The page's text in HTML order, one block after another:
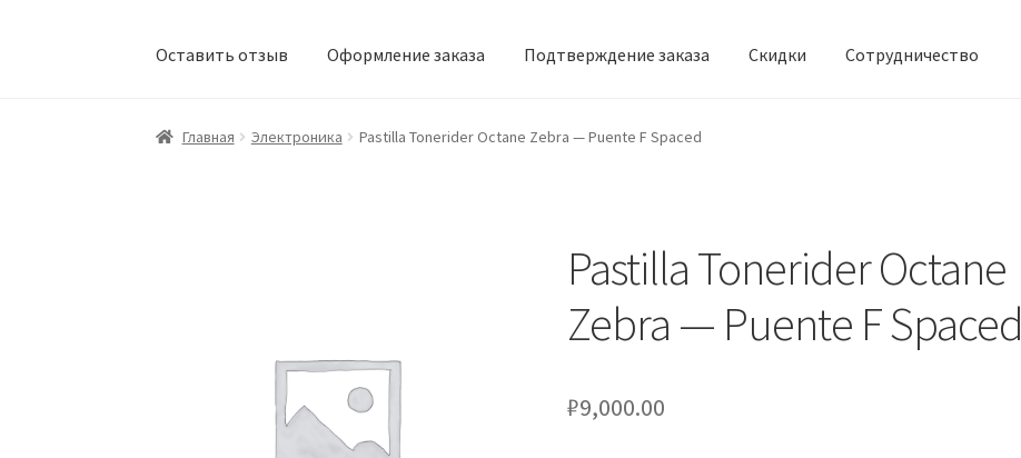
Оставить отзыв Оформление заказа Подтверждение заказа Скидки Сотрудничество
Главная Виды доставки Заказать товары из Европы КонтактыКорзина
Главная Электроника Pastilla Tonerider Octane Zebra — Puente F Spaced
Pastilla Tonerider Octane
Zebra — Puente F Spaced
₽9,000.00